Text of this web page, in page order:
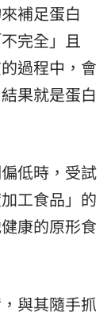
補足蛋白
完全」且
過程中，會
果就是蛋白
低時，受試
工食品」的
康的原形食
與其隨手抓